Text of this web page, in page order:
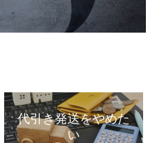
代引き発送をやめた
い